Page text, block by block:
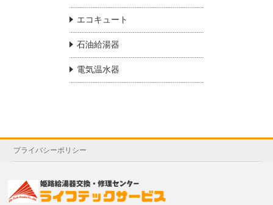
エコキュート
石油給湯器
電気温水器
プライバシーポリシー